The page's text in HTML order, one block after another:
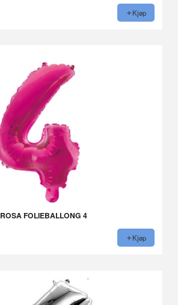
Kjøp
ROSA FOLIEBALLONG 4
Kjøp